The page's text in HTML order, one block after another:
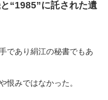
“1985”に託された遺
であり絹江の秘書でもあ
恨みではなかった。